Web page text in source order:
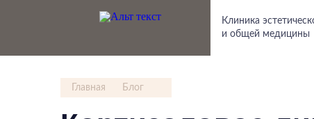
Клиника
и общей медицины
Главная Блог